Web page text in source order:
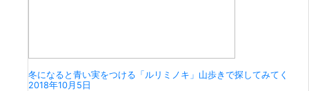
冬になると青い実をつける「ルリミノキ」山歩きで探してみてく
2018年10月5日